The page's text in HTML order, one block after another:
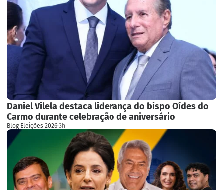
Daniel Vilela destaca liderança do bispo Oídes do
Carmo durante celebração de aniversário
Blog Eleições 2026·3h